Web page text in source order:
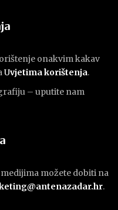
onakvim kakav
Uvjetima korištenja.
– uputite nam
možete dobiti na
.